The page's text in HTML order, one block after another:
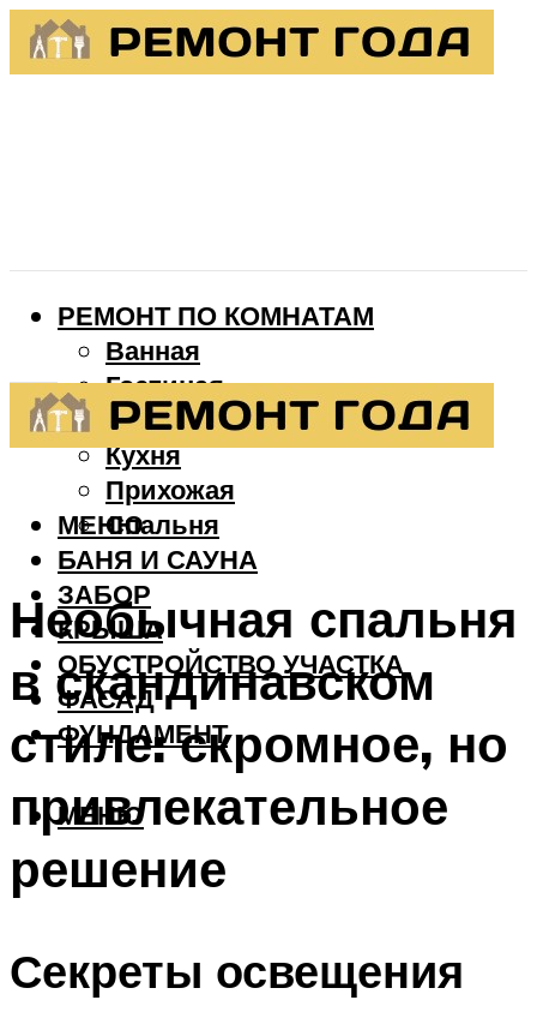
РЕМОНТ ПО КОМНАТАМ
Ванная
Гостиная
Детская
Кухня
Прихожая
Спальня
БАНЯ И САУНА
ЗАБОР
КРЫША
ОБУСТРОЙСТВО УЧАСТКА
ФАСАД
ФУНДАМЕНТ
МЕНЮ
МЕНЮ
Необычная спальня
в скандинавском
стиле: скромное, но
привлекательное
решение
Секреты освещения